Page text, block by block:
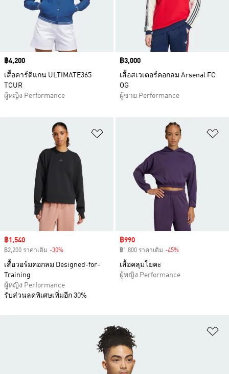
Price
฿4,200
เสื้อคาร์ดิแกน ULTIMATE365
TOUR
ผู้หญิง Performance
Price
฿3,000
เสื้อสเวเตอร์คอกลม Arsenal FC
OG
ผู้ชาย Performance
เพิ่มไปยังรายการสินค้าโปรด
Sale price
฿1,540
฿2,200 ราคาเดิม -30%
เสื้อวอร์มคอกลม Designed-for-
Training
ผู้หญิง Performance
รับส่วนลดพิเศษเพิ่มอีก 30%
Sale price
฿990
฿1,800 ราคาเดิม -45%
เสื้อคลุมโยคะ
ผู้หญิง Performance